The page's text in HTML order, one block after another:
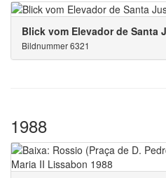
Blick vom Elevador de Santa
Bildnummer 6321
1988